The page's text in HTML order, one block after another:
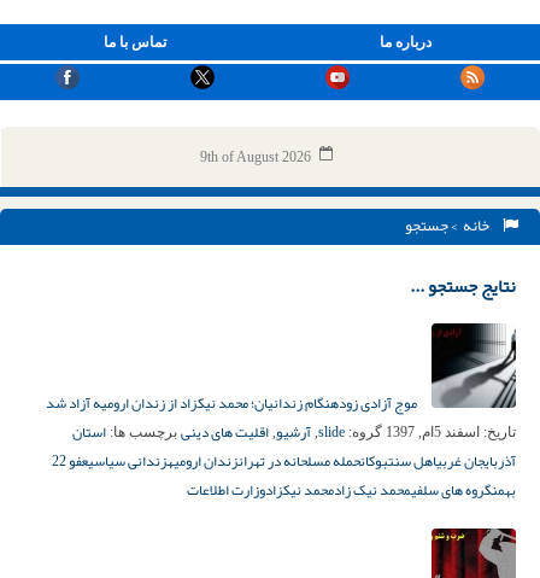
تماس با ما درباره ما
9th of August 2026
خانه > جستجو
نتایج جستجو ...
موج آزادی زودهنگام زندانیان؛ محمد نیکزاد از زندان ارومیه آزاد شد
تاریخ: اسفند 5ام, 1397 گروه: slide
, آرشیو, اقلیت های دینی برچسب ها: استان
آذربايجان غربياهل سنتبوکانحمله مسلحانه در تهرانزندان ارومیهزندانی سیاسی
عفو 22
بهمنگروه های سلفیمحمد نیک زادمحمد نیکزادوزارت اطلاعات